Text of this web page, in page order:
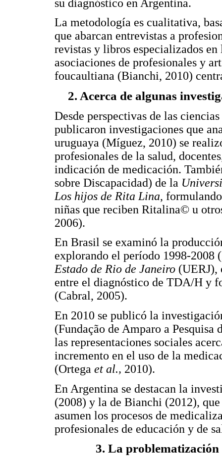
su diagnóstico en Argentina.
La metodología es cualitativa,
que abarcan entrevistas a
revistas y libros especializados
asociaciones de profesionales y
foucaultiana (Bianchi, 2010)
2. Acerca de algunas
Desde perspectivas de las
publicaron investigaciones que
uruguaya (Míguez, 2010) se
profesionales de la salud,
indicación de medicación.
sobre Discapacidad) de la
Los hijos de Rita Lina,
niñas que reciben Ritalina© u
2006).
En Brasil se examinó la
explorando el período 1998-2008
Estado de Rio de Janeiro (UERJ),
entre el diagnóstico de TDA/H y
(Cabral, 2005).
En 2010 se publicó la
(Fundação de Amparo a
las representaciones sociales
incremento en el uso de la
(Ortega et al., 2010).
En Argentina se destacan la
(2008) y la de Bianchi (2012),
asumen los procesos de
profesionales de educación y de
3. La